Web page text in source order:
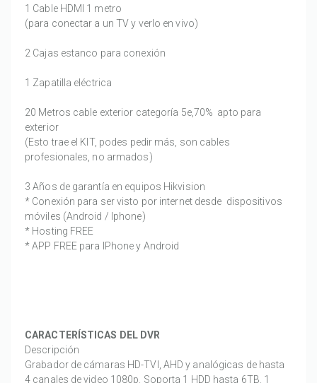
1 Cable HDMI 1 metro
(para conectar a un TV y verlo en vivo)
2 Cajas estanco para conexión
1 Zapatilla eléctrica
20 Metros cable exterior categoría 5e,70% apto para
exterior
(Esto trae el KIT, podes pedir más, son cables
profesionales, no armados)
3 Años de garantía en equipos Hikvision
* Conexión para ser visto por internet desde dispositivos
móviles (Android / Iphone)
* Hosting FREE
* APP FREE para IPhone y Android
CARACTERÍSTICAS DEL DVR
Descripción
Grabador de cámaras HD-TVI, AHD y analógicas de hasta
4 canales de video 1080p. Soporta 1 HDD hasta 6TB. 1